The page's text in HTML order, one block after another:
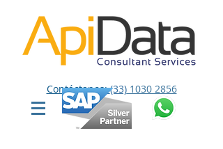
Contáctanos: (33)1030 2856